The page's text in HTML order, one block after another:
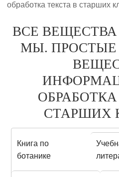
обработка текста в старших
ВСЕ
МЫ.
СТАРШИХ
Книга по
ботанике